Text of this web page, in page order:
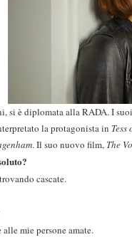
si è diplomata alla RADA. I
la protagonista in
. Il suo nuovo film, The
cascate.
mie persone amate.